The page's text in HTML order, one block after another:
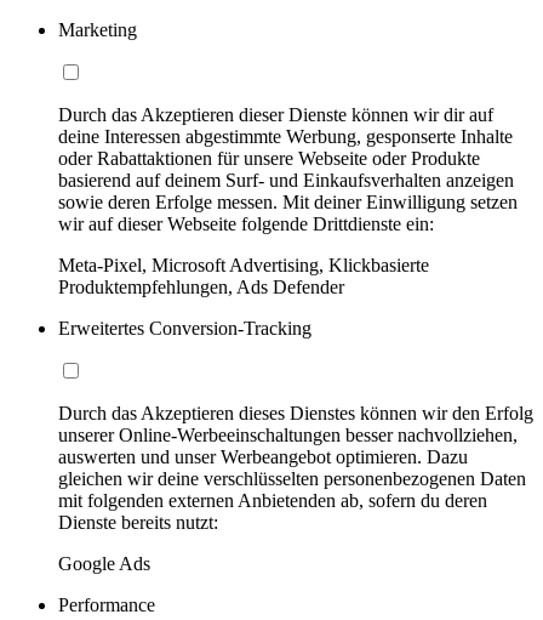
Marketing
Durch das Akzeptieren dieser Dienste können wir dir auf
deine Interessen abgestimmte Werbung, gesponserte Inhalte
oder Rabattaktionen für unsere Webseite oder Produkte
basierend auf deinem Surf- und Einkaufsverhalten anzeigen
sowie deren Erfolge messen. Mit deiner Einwilligung setzen
wir auf dieser Webseite folgende Drittdienste ein:
Meta-Pixel, Microsoft Advertising, Klickbasierte
Produktempfehlungen, Ads Defender
Erweitertes Conversion-Tracking
Durch das Akzeptieren dieses Dienstes können wir den Erfolg
unserer Online-Werbeeinschaltungen besser nachvollziehen,
auswerten und unser Werbeangebot optimieren. Dazu
gleichen wir deine verschlüsselten personenbezogenen Daten
mit folgenden externen Anbietenden ab, sofern du deren
Dienste bereits nutzt:
Google Ads
Performance